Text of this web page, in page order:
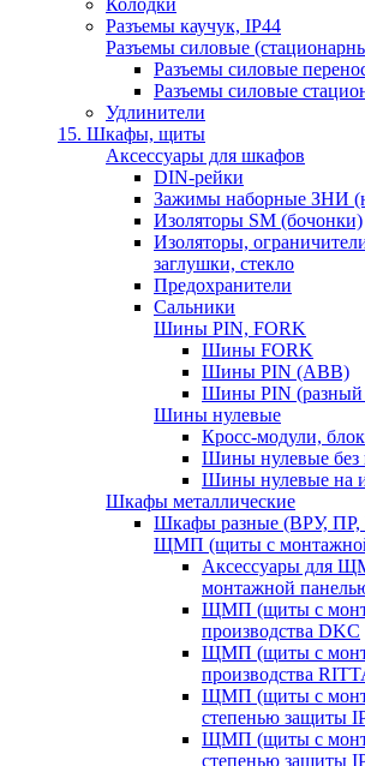
Колодки
Разъемы каучук, IP44
Разъемы силовые
Разъемы силовые
Разъемы силовые
Удлинители
15. Шкафы, щиты
Аксессуары для шкафов
DIN-рейки
Зажимы наборные ЗНИ
Изоляторы SM (бочонки)
Изоляторы,
заглушки, стекло
Предохранители
Сальники
Шины PIN, FORK
Шины FORK
Шины PIN (АВВ)
Шины PIN (разный
Шины нулевые
Кросс-модули,
Шины нулевые без
Шины нулевые на
Шкафы металлические
Шкафы разные (ВРУ,
ЩМП (щиты с
Аксессуары для
монтажной
ЩМП (щиты с
производства DKC
ЩМП (щиты с
производства
ЩМП (щиты с
степенью защиты
ЩМП (щиты с
степенью защиты